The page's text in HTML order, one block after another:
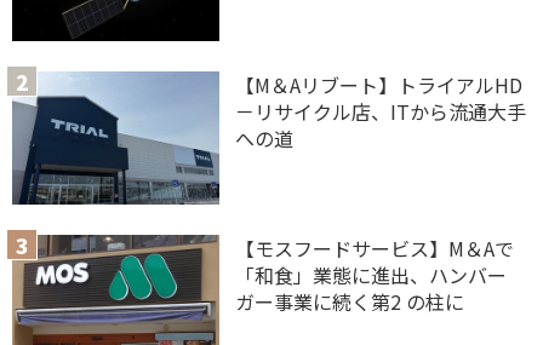
【M＆Aリブート】トライアルHD
－リサイクル店、ITから流通大手
への道
【モスフードサービス】M＆Aで
「和食」業態に進出、ハンバー
ガー事業に続く第2 の柱に